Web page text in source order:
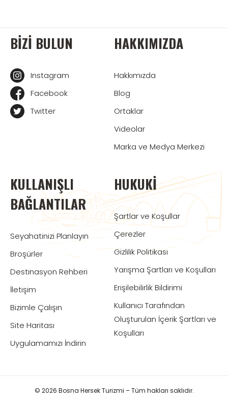
BIZI BULUN
Instagram
Facebook
Twitter
HAKKIMIZDA
Hakkımızda
Blog
Ortaklar
Videolar
Marka ve Medya Merkezi
KULLANIŞLI
BAĞLANTILAR
Seyahatinizi Planlayın
Broşürler
Destinasyon Rehberi
İletişim
Bizimle Çalışın
Site Haritası
Uygulamamızı İndirin
HUKUKI
Şartlar ve Koşullar
Çerezler
Gizlilik Politikası
Yarışma Şartları ve Koşulları
Erişilebilirlik Bildirimi
Kullanıcı Tarafından
Oluşturulan İçerik Şartları ve
Koşulları
© 2026 Bosna Hersek Turizmi – Tüm hakları saklıdır.